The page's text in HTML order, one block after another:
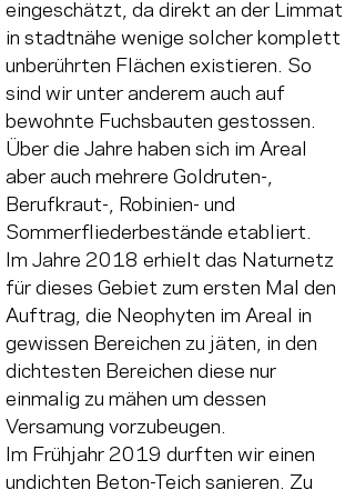
eingeschätzt, da direkt an der Limmat
in stadtnähe wenige solcher komplett
unberührten Flächen existieren. So
sind wir unter anderem auch auf
bewohnte Fuchsbauten gestossen.
Über die Jahre haben sich im Areal
aber auch mehrere Goldruten-,
Berufkraut-, Robinien- und
Sommerfliederbestände etabliert.
Im Jahre 2018 erhielt das Naturnetz
für dieses Gebiet zum ersten Mal den
Auftrag, die Neophyten im Areal in
gewissen Bereichen zu jäten, in den
dichtesten Bereichen diese nur
einmalig zu mähen um dessen
Versamung vorzubeugen.
Im Frühjahr 2019 durften wir einen
undichten Beton-Teich sanieren. Zu